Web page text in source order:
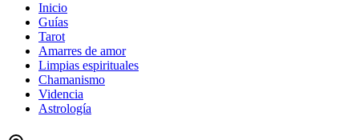
Inicio
Guías
Tarot
Amarres de amor
Limpias espirituales
Chamanismo
Videncia
Astrología